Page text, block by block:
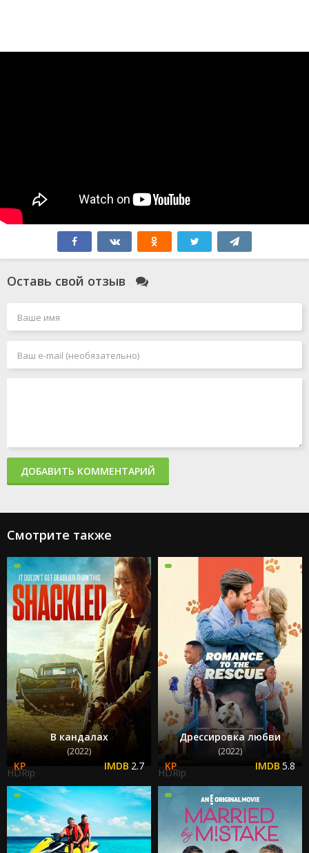
Оставь свой отзыв
ДОБАВИТЬ КОММЕНТАРИЙ
Смотрите также
В кандалах
(2022)
2.7
HDRip
Дрессировка любви
(2022)
5.8
HDRip